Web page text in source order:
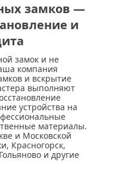
замков —
и
замок и не
компания
и вскрытие
выполняют
устройства на
материалы.
и Московской
Красногорск,
и другие